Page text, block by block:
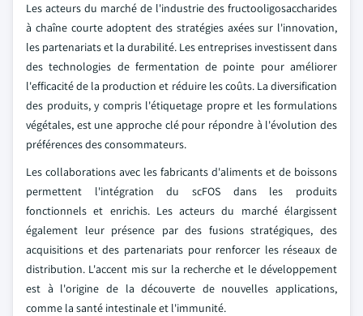
Les acteurs du marché de l'industrie des fructooligosaccharides
à chaîne courte adoptent des stratégies axées sur l'innovation,
les partenariats et la durabilité. Les entreprises investissent dans
des technologies de fermentation de pointe pour améliorer
l'efficacité de la production et réduire les coûts. La diversification
des produits, y compris l'étiquetage propre et les formulations
végétales, est une approche clé pour répondre à l'évolution des
préférences des consommateurs.
Les collaborations avec les fabricants d'aliments et de boissons
permettent l'intégration du scFOS dans les produits
fonctionnels et enrichis. Les acteurs du marché élargissent
également leur présence par des fusions stratégiques, des
acquisitions et des partenariats pour renforcer les réseaux de
distribution. L'accent mis sur la recherche et le développement
est à l'origine de la découverte de nouvelles applications,
comme la santé intestinale et l'immunité.